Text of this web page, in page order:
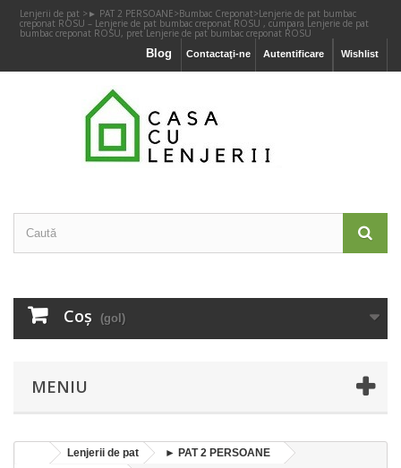
Lenjerii de pat > ► PAT 2 PERSOANE>Bumbac Creponat>Lenjerie de pat bumbac
creponat ROSU – Lenjerie de pat bumbac creponat ROSU , cumpara Lenjerie de pat
bumbac creponat ROSU, pret Lenjerie de pat bumbac creponat ROSU
Wishlist
Autentificare
Contactaţi-ne
Blog
Coş (gol)
MENIU
Lenjerii de pat
► PAT 2 PERSOANE